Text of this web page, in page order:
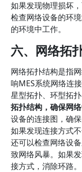
如果发现物理损坏
检查网络设备的环
的环境中工作。
六、网络拓
网络拓扑结构是指
响MES系统网络连
星型拓扑、环型拓
拓扑结构，确保网
设备的连接图，确
如果发现连接方式
还可以检查网络设
致网络风暴。如果
接方式，消除环路。